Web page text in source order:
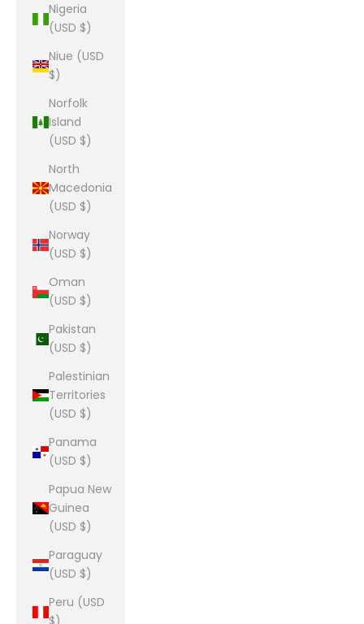
Nigeria
(USD $)
Niue (USD
$)
Norfolk
Island
(USD $)
North
Macedonia
(USD $)
Norway
(USD $)
Oman
(USD $)
Pakistan
(USD $)
Palestinian
Territories
(USD $)
Panama
(USD $)
Papua New
Guinea
(USD $)
Paraguay
(USD $)
Peru (USD